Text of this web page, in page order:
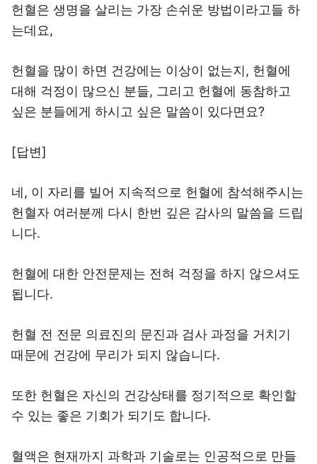
헌혈은 생명을 살리는 가장 손쉬운 방법이라고들 하
는데요,
헌혈을 많이 하면 건강에는 이상이 없는지, 헌혈에
대해 걱정이 많으신 분들, 그리고 헌혈에 동참하고
싶은 분들에게 하시고 싶은 말씀이 있다면요?
[답변]
네, 이 자리를 빌어 지속적으로 헌혈에 참석해주시는
헌혈자 여러분께 다시 한번 깊은 감사의 말씀을 드립
니다.
헌혈에 대한 안전문제는 전혀 걱정을 하지 않으셔도
됩니다.
헌혈 전 전문 의료진의 문진과 검사 과정을 거치기
때문에 건강에 무리가 되지 않습니다.
또한 헌혈은 자신의 건강상태를 정기적으로 확인할
수 있는 좋은 기회가 되기도 합니다.
혈액은 현재까지 과학과 기술로는 인공적으로 만들